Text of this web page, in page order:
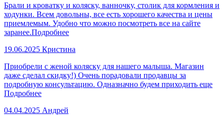
Брали и кроватку и коляску, ванночку, столик для кормления и
ходунки. Всем довольны, все есть хорошего качества и цены
приемлемым. Удобно что можно посмотреть все на сайте
заранее.Подробнее
19.06.2025 Кристина
Приобрели с женой коляску для нашего малыша. Магазин
даже сделал скидку!) Очень порадовали продавцы за
подробную консультацию. Одназначно будем приходить еще
Подробнее
04.04.2025 Андрей